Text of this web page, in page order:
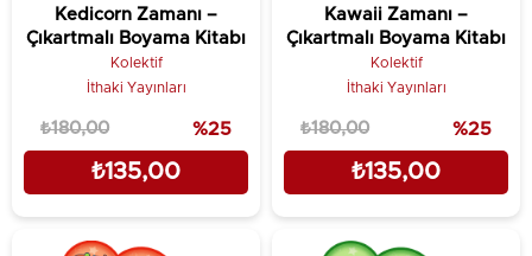
Kedicorn Zamanı –
Çıkartmalı Boyama Kitabı
Kolektif
İthaki Yayınları
₺135,00
₺180,00 %25
Kawaii Zamanı –
Çıkartmalı Boyama Kitabı
Kolektif
İthaki Yayınları
₺135,00
₺180,00 %25